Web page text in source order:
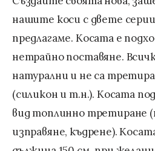
нашите коси с двете
предлагаме. Косата е
нетрайно поставяне.
натурални и не са
(силикон и т.н.). Косата
вид топлинно третиране
изправяне, къдрене).